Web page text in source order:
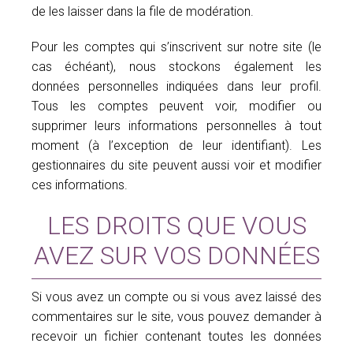
de les laisser dans la file de modération.
Pour les comptes qui s’inscrivent sur notre site (le
cas échéant), nous stockons également les
données personnelles indiquées dans leur profil.
Tous les comptes peuvent voir, modifier ou
supprimer leurs informations personnelles à tout
moment (à l’exception de leur identifiant). Les
gestionnaires du site peuvent aussi voir et modifier
ces informations.
LES DROITS QUE VOUS
AVEZ SUR VOS DONNÉES
Si vous avez un compte ou si vous avez laissé des
commentaires sur le site, vous pouvez demander à
recevoir un fichier contenant toutes les données